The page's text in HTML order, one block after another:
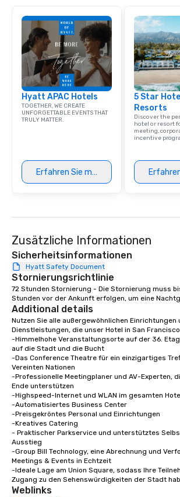
Hyatt APAC Hotels
TOGETHER, WE CREATE
UNFORGETTABLE EVENTS THAT
TRULY MATTER.
Erfahren Sie mehr
5 Star
Resorts
Discover the
hotel or resort
meeting,
incentive
Zusätzliche Informationen
Sicherheitsinformationen
Hyatt Safety Document
Stornierungsrichtlinie
72 Stunden Stornierung - Die Stornierung muss
Stunden vor der Ankunft erfolgen, um eine
Additional details
Nutzen Sie alle außergewöhnlichen Einrichtungen
Dienstleistungen, die unser Hotel in San
-Himmelhohe Veranstaltungsorte auf der 36.
auf die Stadt und die Bucht
-Das Conference Theatre für ein einzigartiges
Vereinten Nationen
-Professionelle Meetingplaner und AV-Experten,
Ende unterstützen
-Highspeed-Internet und WLAN im gesamten
-Automatisiertes Business Center
-Preisgekröntes Personal und Einrichtungen
-Kreatives Catering
- Praktischer Parkservice und unterstütztes
Ausstieg
-Group Bill Technology, eine Abrechnung und
Meetings & Events in Echtzeit
-Ideale Lage am Union Square, sodass Ihre
Zugang zu den Sehenswürdigkeiten der Stadt
Weblinks